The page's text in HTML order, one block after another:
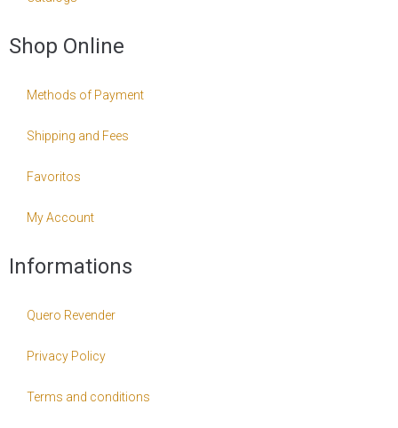
Shop Online
Methods of Payment
Shipping and Fees
Favoritos
My Account
Informations
Quero Revender
Privacy Policy
Terms and conditions